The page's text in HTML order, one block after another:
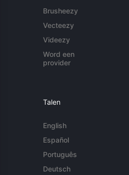
Brusheezy
Vecteezy
Videezy
Word een
provider
Talen
English
Español
Português
Deutsch